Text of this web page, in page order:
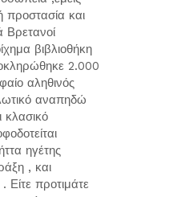
προστασία και
Βρετανοί
βιβλιοθήκη
2.000
αληθινός
αναπηδώ
ηγέτης
, και
Είτε προτιμάτε